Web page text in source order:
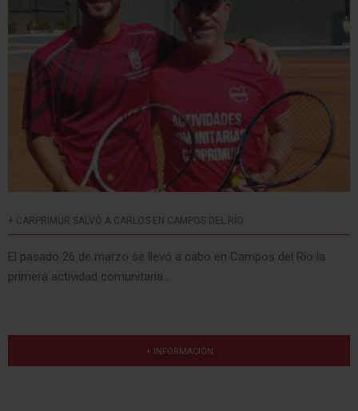
+ CARPRIMUR SALVÓ A CARLOS EN CAMPOS DEL RÍO
El pasado 26 de marzo se llevó a cabo en Campos del Río la
primera actividad comunitaria...
+ INFORMACIÓN